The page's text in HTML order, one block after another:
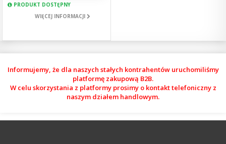
PRODUKT DOSTĘPNY
WIĘCEJ INFORMACJI
Informujemy, że dla naszych stałych kontrahentów uruchomiliśmy
platformę zakupową B2B.
W celu skorzystania z platformy prosimy o kontakt telefoniczny z
naszym działem handlowym.